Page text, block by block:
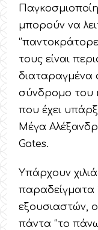
μπορούν να
τους είναι
διαταραγμένα
σύνδρομο του
που έχει
Μέγα
Gates.
Υπάρχουν
παραδείγματα
εξουσιαστών,
πάντα ‘’το πάνω